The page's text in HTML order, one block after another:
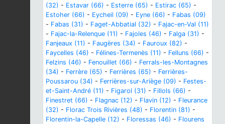
(32) - Estavar (66) - Esterre (65) - Estirac (65) -
Estoher (66) - Eycheil (09) - Eyne (66) - Fabas (09)
- Fabas (31) - Faget-Abbatial (32) - Fajac-en-Val (11)
- Fajac-la-Relenque (11) - Fajoles (46) - Falga (31) -
Fanjeaux (11) - Faugères (34) - Fauroux (82) -
Faycelles (46) - Félines-Termenès (11) - Felluns (66) -
Felzins (46) - Fenouillet (66) - Ferrals-les-Montagnes
(34) - Ferrère (65) - Ferrières (65) - Ferrières-
Poussarou (34) - Ferrières-sur-Ariège (09) - Festes-
et-Saint-André (11) - Figarol (31) - Fillols (66) -
Finestret (66) - Flagnac (12) - Flavin (12) - Fleurance
(32) - Florac Trois Rivières (48) - Florentin (81) -
Florentin-la-Capelle (12) - Floressas (46) - Flourens